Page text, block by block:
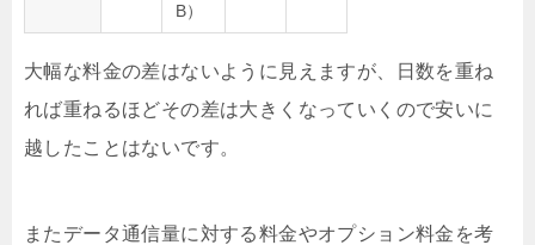
B）
大幅な料金の差はないように見えますが、日数を重ね
れば重ねるほどその差は大きくなっていくので安いに
越したことはないです。
またデータ通信量に対する料金やオプション料金を考